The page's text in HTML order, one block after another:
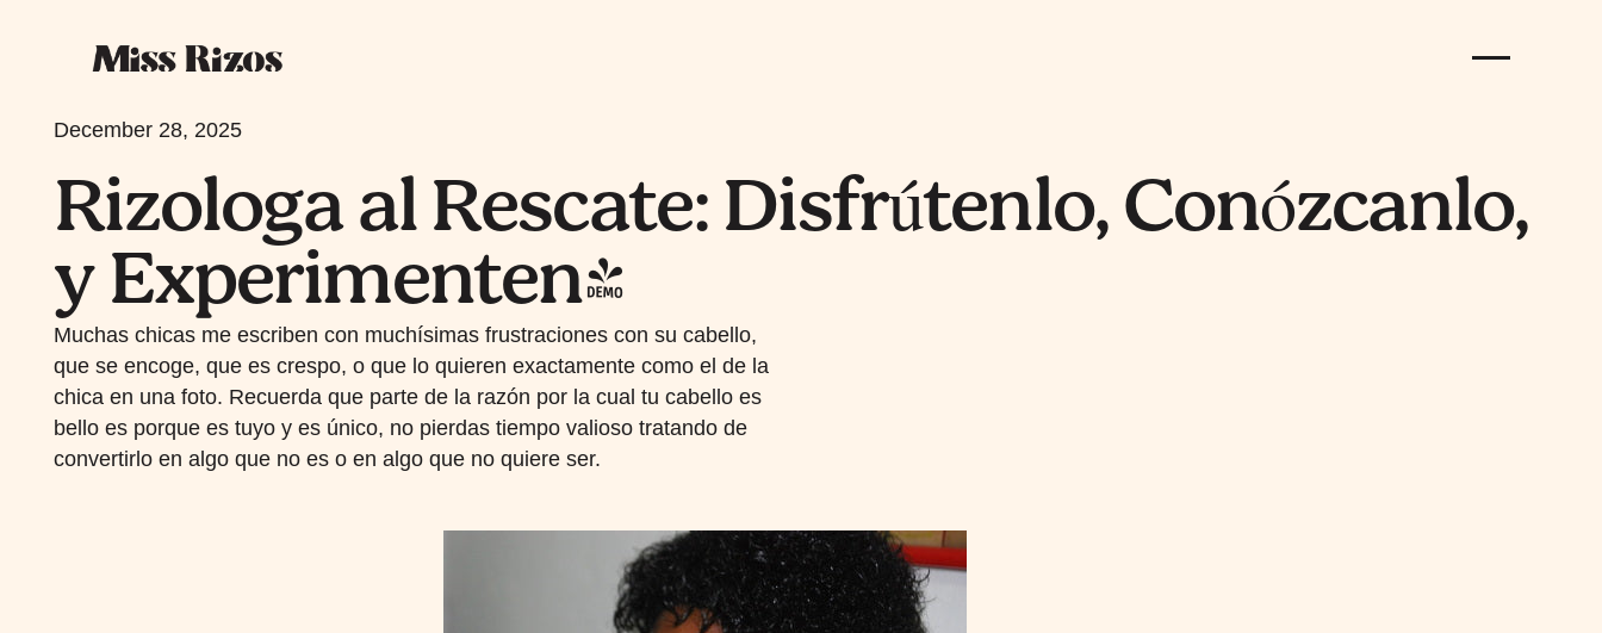
December 28, 2025
Rizologa al Rescate: Disfrútenlo, Conózcanlo,
y Experimenten!
Muchas chicas me escriben con muchísimas frustraciones con su cabello,
que se encoge, que es crespo, o que lo quieren exactamente como el de la
chica en una foto. Recuerda que parte de la razón por la cual tu cabello es
bello es porque es tuyo y es único, no pierdas tiempo valioso tratando de
convertirlo en algo que no es o en algo que no quiere ser.